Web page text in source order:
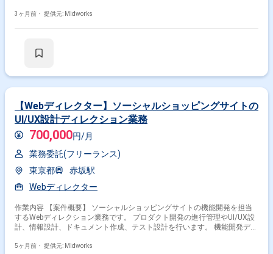
す。 ユーザー視点を踏まえたサービス改善や施策提案を行い、継続的な品
・制作および開発チームとの調整およびディレクション対応 ・サービス運
3ヶ月前・ 提供元: Midworks
【Webディレクター】ソーシャルショッピングサイトの
UI/UX設計ディレクション業務
700,000円/月
業務委託(フリーランス)
東京都
赤坂駅
Webディレクター
作業内容 【案件概要】 ソーシャルショッピングサイトの機能開発を担当
するWebディレクション業務です。 プロダクト開発の進行管理やUI/UX設
計、情報設計、ドキュメント作成、テスト設計を行います。 機能開発ディ
当します。 UXデザイングループに所属し円滑な開発進行をサポートしま
5ヶ月前・ 提供元: Midworks